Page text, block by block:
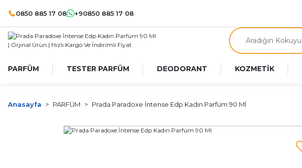
0850 885 17 08 +90850 885 17 08
PARFÜM TESTER PARFÜM DEODORANT KOZMETİK
Anasayfa PARFÜM Prada Paradoxe İntense Edp Kadın Parfüm 90 Ml